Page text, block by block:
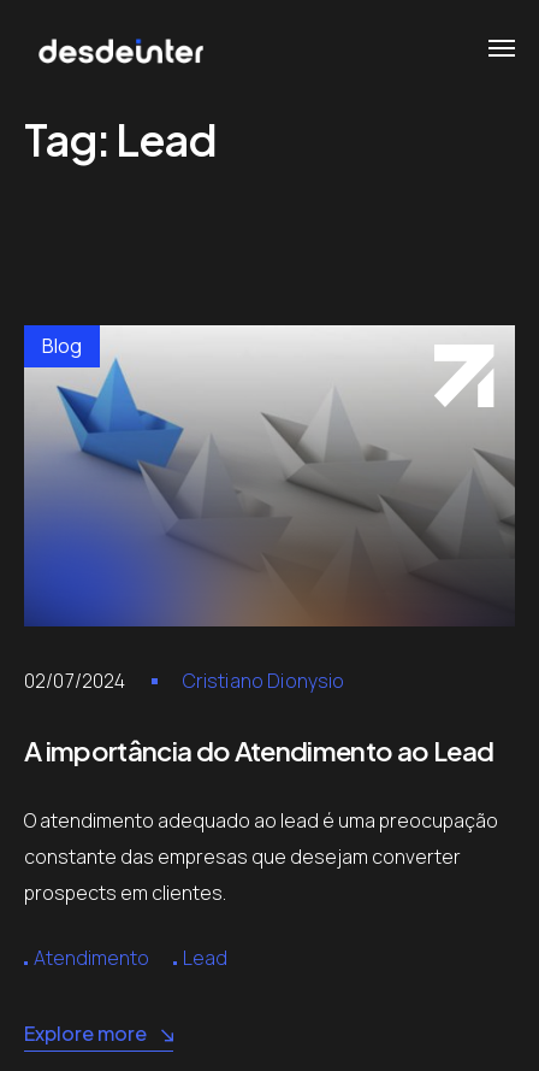
Tag: Lead
Blog
02/07/2024 Cristiano Dionysio
A importância do Atendimento ao Lead
O atendimento adequado ao lead é uma preocupação
constante das empresas que desejam converter
prospects em clientes.
Atendimento Lead
Explore more